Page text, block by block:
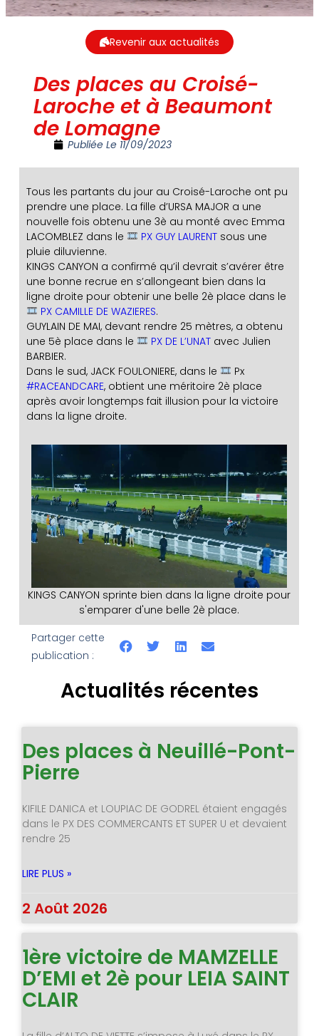
Revenir aux actualités
Des places au Croisé-
Laroche et à Beaumont
de Lomagne
Publiée Le 11/09/2023
Tous les partants du jour au Croisé-Laroche ont pu
prendre une place. La fille d’URSA MAJOR a une
nouvelle fois obtenu une 3è au monté avec Emma
LACOMBLEZ dans le
PX GUY LAURENTsous une
pluie diluvienne.
KINGS CANYON a confirmé qu’il devrait s’avérer être
une bonne recrue en s’allongeant bien dans la
ligne droite pour obtenir une belle 2è place dans le
PX CAMILLE DE WAZIERES.
GUYLAIN DE MAI, devant rendre 25 mètres, a obtenu
une 5è place dans le
PX DE L’UNATavec Julien
BARBIER.
Dans le sud, JACK FOULONIERE, dans le
Px
#RACEANDCARE, obtient une méritoire 2è place
après avoir longtemps fait illusion pour la victoire
dans la ligne droite.
KINGS CANYON sprinte bien dans la ligne droite pour
s'emparer d'une belle 2è place.
Partager cette
publication :
Actualités récentes
Des places à Neuillé-Pont-
Pierre
KIFILE DANICA et LOUPIAC DE GODREL étaient engagés
dans le PX DES COMMERCANTS ET SUPER U et devaient
rendre 25
LIRE PLUS »
2 Août 2026
1ère victoire de MAMZELLE
D’EMI et 2è pour LEIA SAINT
CLAIR